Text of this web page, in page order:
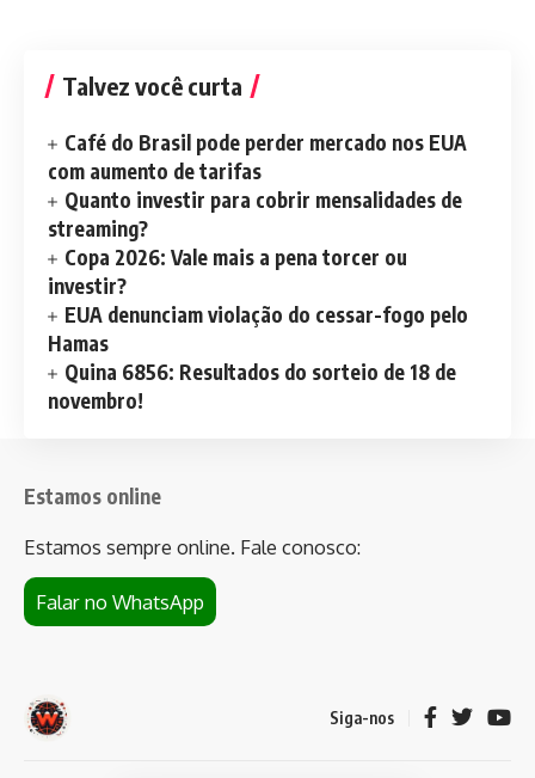
Talvez você curta
Café do Brasil pode perder mercado nos EUA
com aumento de tarifas
Quanto investir para cobrir mensalidades de
streaming?
Copa 2026: Vale mais a pena torcer ou
investir?
EUA denunciam violação do cessar-fogo pelo
Hamas
Quina 6856: Resultados do sorteio de 18 de
novembro!
Estamos online
Estamos sempre online. Fale conosco:
Falar no WhatsApp
Siga-nos